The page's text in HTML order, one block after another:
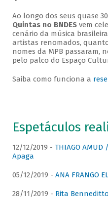
Ao longo dos seus quase
Quintas no BNDESvem
cenário da música
artistas renomados,
nomes da MPB passaram,
pelo palco do Espaço
Saiba como funciona a
Espetáculos
12/12/2019 - THIAGO
Apaga
05/12/2019 - ANA FRANGO
28/11/2019 - Rita